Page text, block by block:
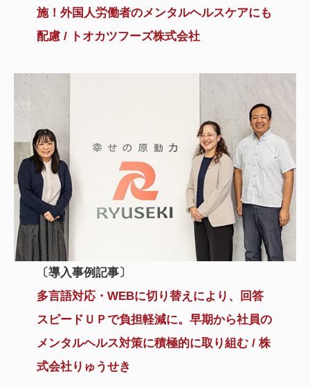
施！外国人労働者のメンタルヘルスケアにも
配慮 / トオカツフーズ株式会社
〔導入事例記事〕
多言語対応・WEBに切り替えにより、回答
スピードＵＰで負担軽減に。早期から社員の
メンタルヘルス対策に積極的に取り組む / 株
式会社りゅうせき